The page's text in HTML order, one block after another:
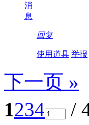
消
息
回复
使用道具 举报
下一页 »
1234 /